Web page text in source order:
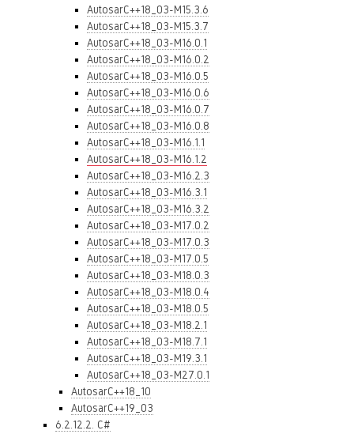
AutosarC++18_03-M15.3.6
AutosarC++18_03-M15.3.7
AutosarC++18_03-M16.0.1
AutosarC++18_03-M16.0.2
AutosarC++18_03-M16.0.5
AutosarC++18_03-M16.0.6
AutosarC++18_03-M16.0.7
AutosarC++18_03-M16.0.8
AutosarC++18_03-M16.1.1
AutosarC++18_03-M16.1.2
AutosarC++18_03-M16.2.3
AutosarC++18_03-M16.3.1
AutosarC++18_03-M16.3.2
AutosarC++18_03-M17.0.2
AutosarC++18_03-M17.0.3
AutosarC++18_03-M17.0.5
AutosarC++18_03-M18.0.3
AutosarC++18_03-M18.0.4
AutosarC++18_03-M18.0.5
AutosarC++18_03-M18.2.1
AutosarC++18_03-M18.7.1
AutosarC++18_03-M19.3.1
AutosarC++18_03-M27.0.1
AutosarC++18_10
AutosarC++19_03
6.2.12.2. C#